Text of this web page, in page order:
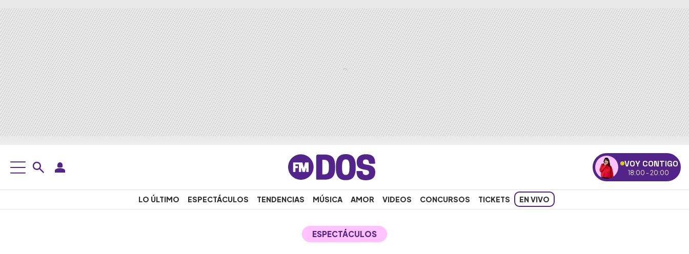
VOY CONTIGO
18:00 - 20:00
LO ÚLTIMO ESPECTÁCULOS TENDENCIAS MÚSICA AMOR VIDEOS CONCURSOS TICKETS EN VIVO
ESPECTÁCULOS